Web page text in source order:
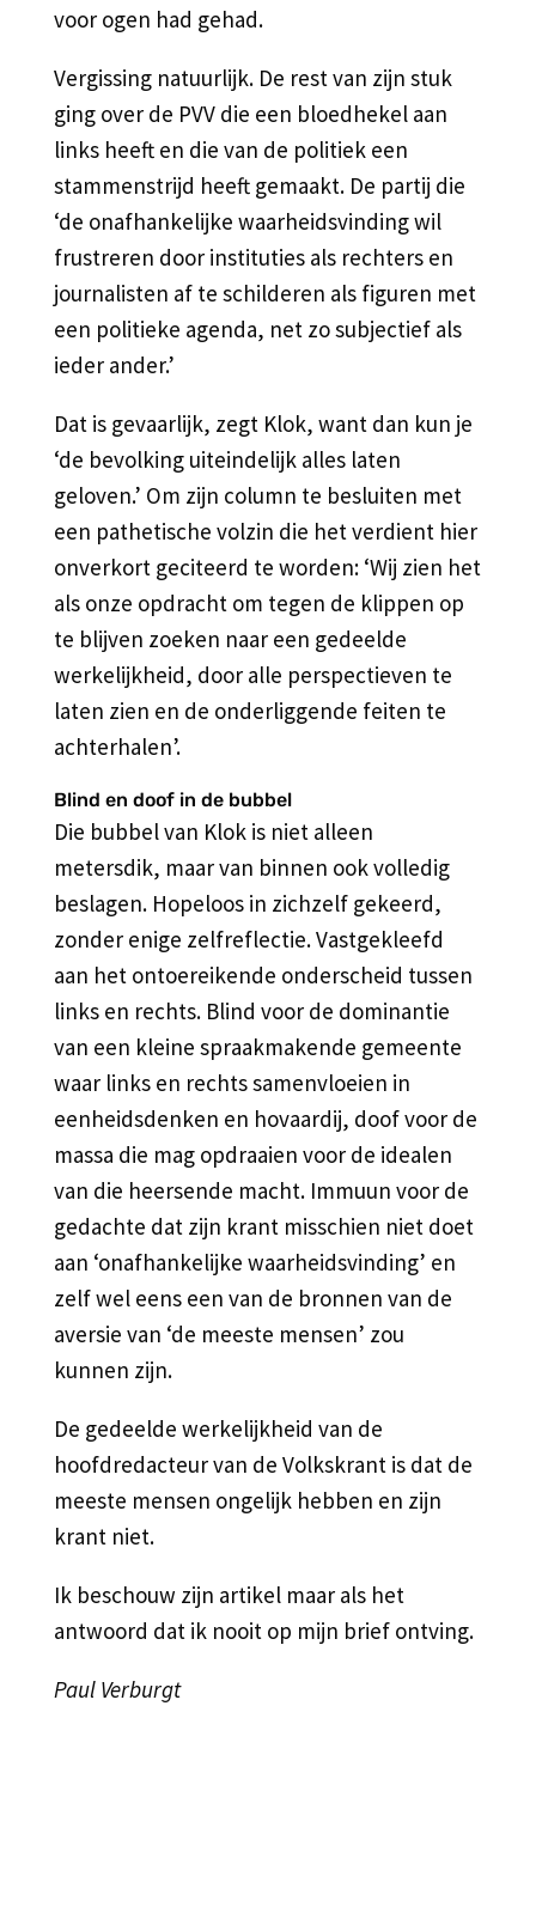
voor ogen had gehad.
Vergissing natuurlijk. De rest van zijn stuk
ging over de PVV die een bloedhekel aan
links heeft en die van de politiek een
stammenstrijd heeft gemaakt. De partij die
‘de onafhankelijke waarheidsvinding wil
frustreren door instituties als rechters en
journalisten af te schilderen als figuren met
een politieke agenda, net zo subjectief als
ieder ander.’
Dat is gevaarlijk, zegt Klok, want dan kun je
‘de bevolking uiteindelijk alles laten
geloven.’ Om zijn column te besluiten met
een pathetische volzin die het verdient hier
onverkort geciteerd te worden: ‘Wij zien het
als onze opdracht om tegen de klippen op
te blijven zoeken naar een gedeelde
werkelijkheid, door alle perspectieven te
laten zien en de onderliggende feiten te
achterhalen’.
Blind en doof in de bubbel
Die bubbel van Klok is niet alleen
metersdik, maar van binnen ook volledig
beslagen. Hopeloos in zichzelf gekeerd,
zonder enige zelfreflectie. Vastgekleefd
aan het ontoereikende onderscheid tussen
links en rechts. Blind voor de dominantie
van een kleine spraakmakende gemeente
waar links en rechts samenvloeien in
eenheidsdenken en hovaardij, doof voor de
massa die mag opdraaien voor de idealen
van die heersende macht. Immuun voor de
gedachte dat zijn krant misschien niet doet
aan ‘onafhankelijke waarheidsvinding’ en
zelf wel eens een van de bronnen van de
aversie van ‘de meeste mensen’ zou
kunnen zijn.
De gedeelde werkelijkheid van de
hoofdredacteur van de Volkskrant is dat de
meeste mensen ongelijk hebben en zijn
krant niet.
Ik beschouw zijn artikel maar als het
antwoord dat ik nooit op mijn brief ontving.
Paul Verburgt